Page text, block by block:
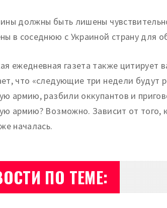
должны быть лишены
в соседнюю с Украиной страну для
ежедневная газета также цитирует
что «следующие три недели
армию, разбили оккупантов и
армию? Возможно. Зависит от
началась.
ПО ТЕМЕ: